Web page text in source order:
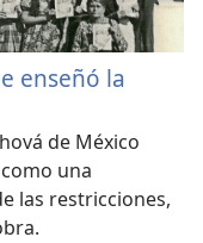
enseñó la
de México
una
las restricciones,